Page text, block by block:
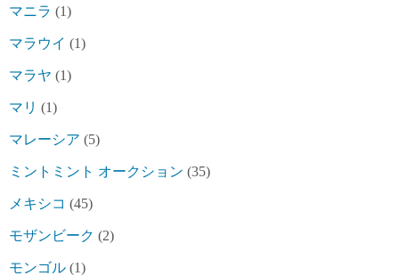
マニラ (1)
マラウイ (1)
マラヤ (1)
マリ (1)
マレーシア (5)
ミントミント オークション (35)
メキシコ (45)
モザンビーク (2)
モンゴル (1)